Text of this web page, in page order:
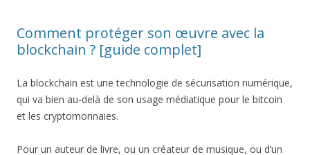
Comment protéger son œuvre avec la
blockchain ? [guide complet]
La blockchain est une technologie de sécurisation numérique,
qui va bien au-delà de son usage médiatique pour le bitcoin
et les cryptomonnaies.
Pour un auteur de livre, ou un créateur de musique, ou d’un